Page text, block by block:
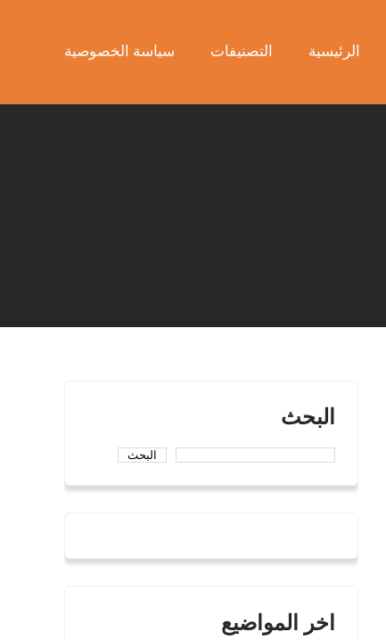
الرئيسية التصنيفات سياسة الخصوصية
البحث
البحث
اخر المواضيع